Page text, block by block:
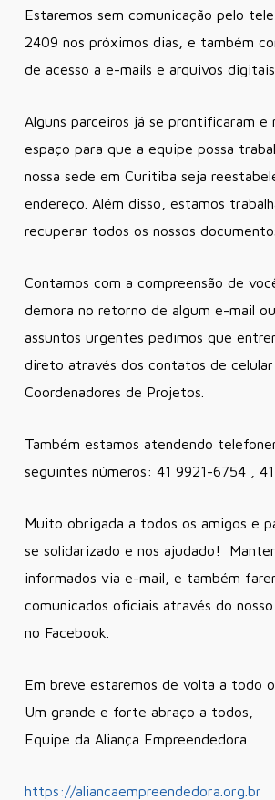
Estaremos sem comunicação pelo
2409 nos próximos dias, e também
de acesso a e-mails e arquivos digitais.
Alguns parceiros já se prontificaram e
espaço para que a equipe possa
nossa sede em Curitiba seja
endereço. Além disso, estamos
recuperar todos os nossos
Contamos com a compreensão de
demora no retorno de algum e-mail
assuntos urgentes pedimos que
direto através dos contatos de celular
Coordenadores de Projetos.
Também estamos atendendo
seguintes números: 41 9921-6754 ,
Muito obrigada a todos os amigos e
se solidarizado e nos ajudado!
informados via e-mail, e também
comunicados oficiais através do
no Facebook.
Em breve estaremos de volta a todo
Um grande e forte abraço a todos,
Equipe da Aliança Empreendedora
https://aliancaempreendedora.org.br